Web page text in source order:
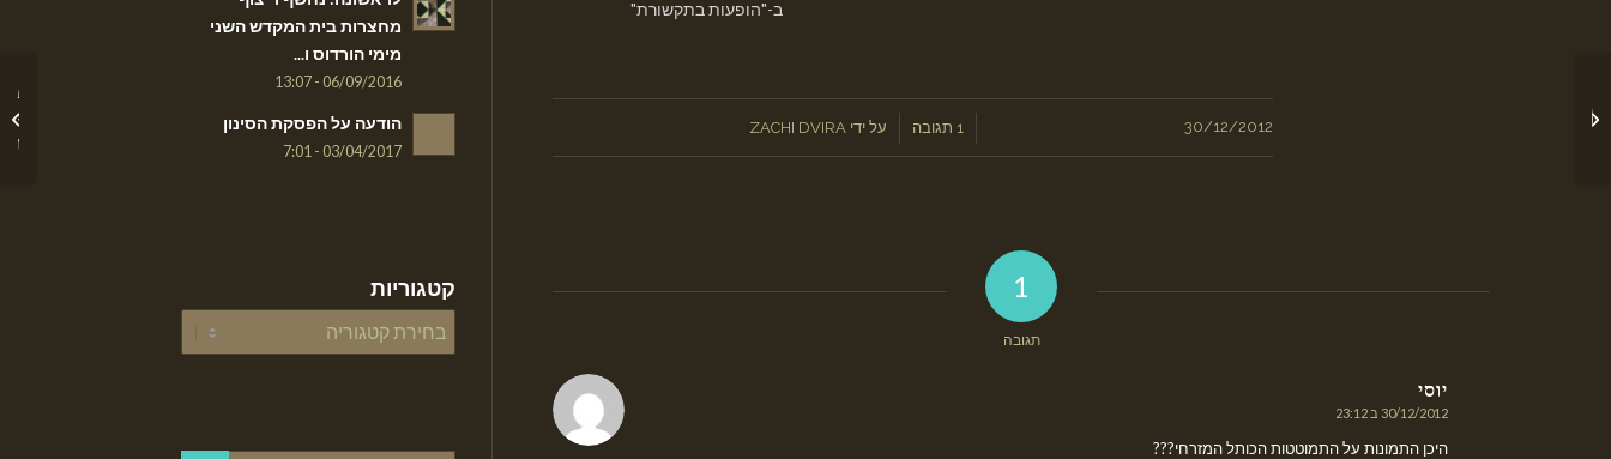
ב-"הופעות בתקשורת"
30/12/2012 1 תגובה על ידי ZACHI DVIRA
1
תגובה
יוסי
אומר:30/12/2012 ב 23:12
היכן התמונות על התמוטטות הכותל המזרחי???
מחצרות בית המקדש השני
מימי הורדוס ו...
06/09/2016 - 13:07
הודעה על הפסקת הסינון
03/04/2017 - 7:01
קטגוריות
קטגוריות
מהר